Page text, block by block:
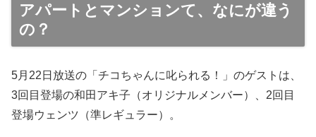
アパートとマンションて、なにが違う
の？
5月22日放送の「チコちゃんに叱られる！」のゲストは、
3回目登場の和田アキ子（オリジナルメンバー）、2回目
登場ウェンツ（準レギュラー）。